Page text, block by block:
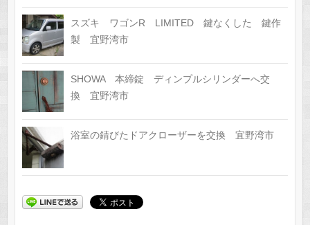
スズキ ワゴンR LIMITED 鍵なくした 鍵作
製 宜野湾市
SHOWA 本締錠 ディンプルシリンダーへ交
換 宜野湾市
浴室の錆びたドアクローザーを交換 宜野湾市